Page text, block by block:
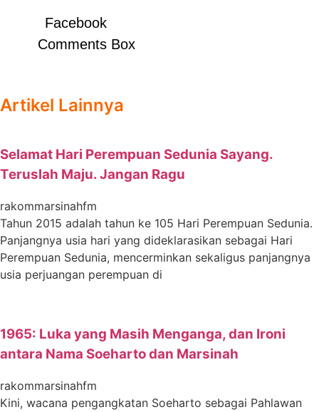
Facebook
Comments Box
Artikel Lainnya
Selamat Hari Perempuan Sedunia Sayang.
Teruslah Maju. Jangan Ragu
rakommarsinahfm
Tahun 2015 adalah tahun ke 105 Hari Perempuan Sedunia.
Panjangnya usia hari yang dideklarasikan sebagai Hari
Perempuan Sedunia, mencerminkan sekaligus panjangnya
usia perjuangan perempuan di
1965: Luka yang Masih Menganga, dan Ironi
antara Nama Soeharto dan Marsinah
rakommarsinahfm
Kini, wacana pengangkatan Soeharto sebagai Pahlawan